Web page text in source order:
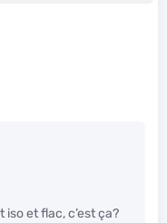
iso et flac, c’est ça?